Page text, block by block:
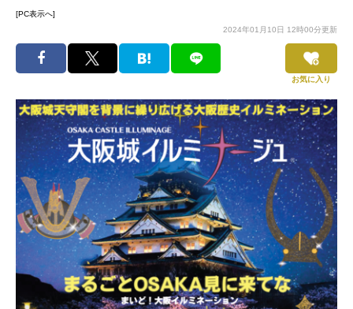
[PC表示へ]
2024年01月10日 12時00分更新
お気に入り